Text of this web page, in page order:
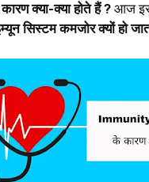
क्या-क्या होते हैं ?आज इस
सिस्टम कमजोर क्यों हो